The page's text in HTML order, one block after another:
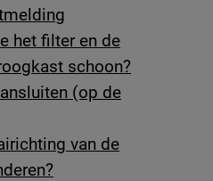
het filter en de
schoon?
(op de
van de